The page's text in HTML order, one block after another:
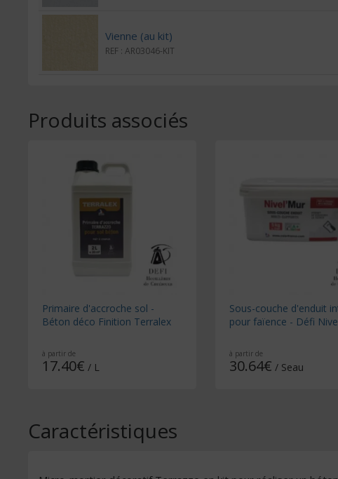
Vienne (au kit)
REF : AR03046-KIT
Produits associés
Primaire d'accroche sol -
Béton déco Finition Terralex
à partir de
17.40€ / L
Sous-couche d'enduit
pour faïence - Défi
à partir de
30.64€ / Seau
Caractéristiques